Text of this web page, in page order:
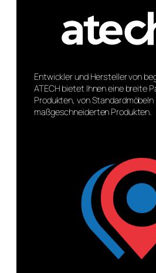
Entwickler und Hersteller von
ATECH bietet Ihnen eine breite
Produkten, von Standardmöbeln
maßgeschneiderten Produkten.